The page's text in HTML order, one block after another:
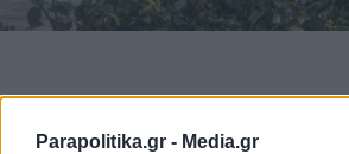
Parapolitika.gr - Media.gr
TAGS: